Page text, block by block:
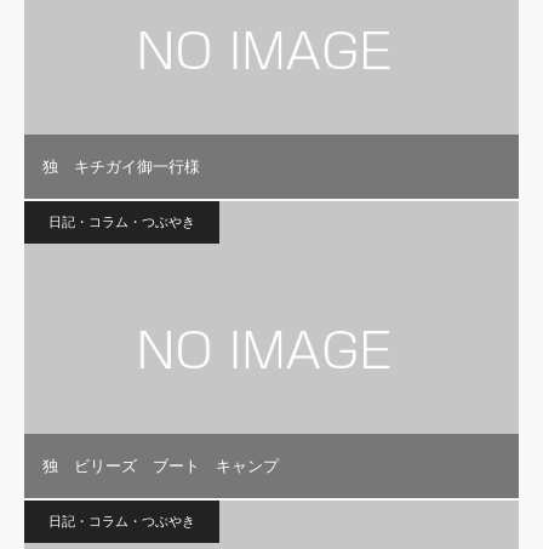
独 キチガイ御一行様
日記・コラム・つぶやき
独 ビリーズ ブート キャンプ
日記・コラム・つぶやき